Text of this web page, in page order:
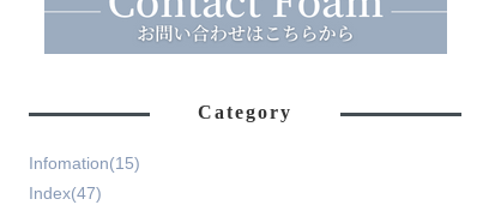
Category
Infomation(15)
Index(47)